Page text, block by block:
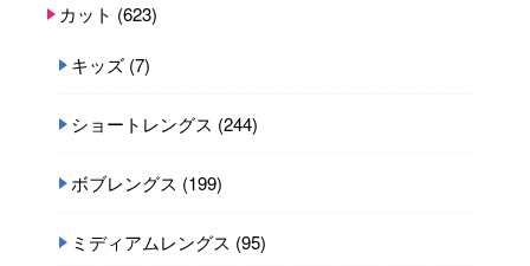
カット (623)
キッズ (7)
ショートレングス (244)
ボブレングス (199)
ミディアムレングス (95)